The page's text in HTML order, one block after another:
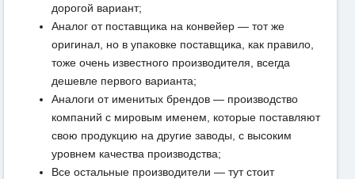
дорогой вариант;
Аналог от поставщика на конвейер — тот же
оригинал, но в упаковке поставщика, как правило,
тоже очень известного производителя, всегда
дешевле первого варианта;
Аналоги от именитых брендов — производство
компаний с мировым именем, которые поставляют
свою продукцию на другие заводы, с высоким
уровнем качества производства;
Все остальные производители — тут стоит